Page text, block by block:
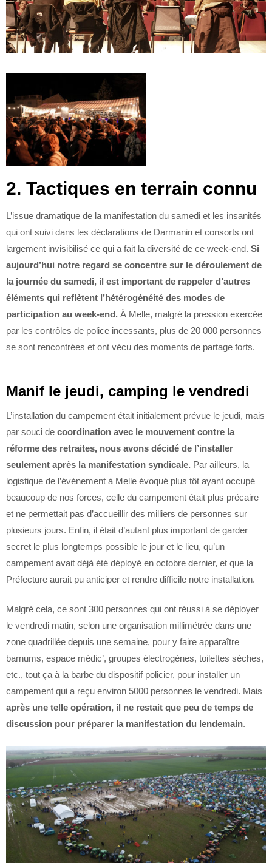
2. Tactiques en terrain connu
L’issue dramatique de la manifestation du samedi et les insanités
qui ont suivi dans les déclarations de Darmanin et consorts ont
largement invisibilisé ce qui a fait la diversité de ce week-end. Si
aujourd’hui notre regard se concentre sur le déroulement de
la journée du samedi, il est important de rappeler d’autres
éléments qui reflètent l’hétérogénéité des modes de
participation au week-end. À Melle, malgré la pression exercée
par les contrôles de police incessants, plus de 20 000 personnes
se sont rencontrées et ont vécu des moments de partage forts.
Manif le jeudi, camping le vendredi
L’installation du campement était initialement prévue le jeudi, mais
par souci de coordination avec le mouvement contre la
réforme des retraites, nous avons décidé de l’installer
seulement après la manifestation syndicale. Par ailleurs, la
logistique de l’événement à Melle évoqué plus tôt ayant occupé
beaucoup de nos forces, celle du campement était plus précaire
et ne permettait pas d’accueillir des milliers de personnes sur
plusieurs jours. Enfin, il était d’autant plus important de garder
secret le plus longtemps possible le jour et le lieu, qu’un
campement avait déjà été déployé en octobre dernier, et que la
Préfecture aurait pu anticiper et rendre difficile notre installation.
Malgré cela, ce sont 300 personnes qui ont réussi à se déployer
le vendredi matin, selon une organisation millimétrée dans une
zone quadrillée depuis une semaine, pour y faire apparaître
barnums, espace médic’, groupes électrogènes, toilettes sèches,
etc., tout ça à la barbe du dispositif policier, pour installer un
campement qui a reçu environ 5000 personnes le vendredi. Mais
après une telle opération, il ne restait que peu de temps de
discussion pour préparer la manifestation du lendemain.